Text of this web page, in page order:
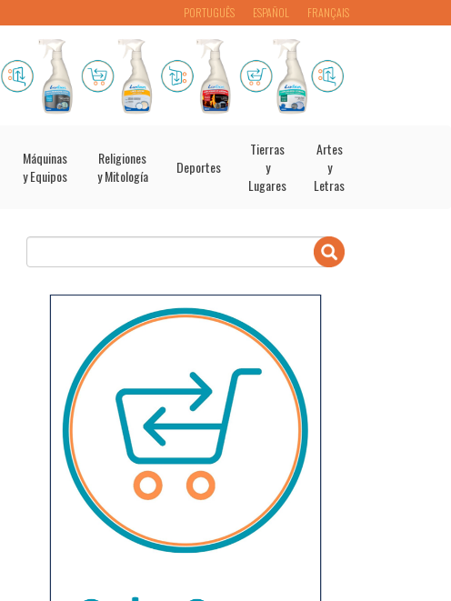
PORTUGUÊS ESPAÑOL FRANÇAIS
Máquinas
y Equipos
Religiones
y Mitología
Deportes
Tierras
y
Lugares
Artes
y
Letras